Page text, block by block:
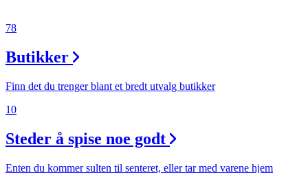
Søk
Åpningstider
Praktisk informasjon
78
Butikker
Finn det du trenger blant et bredt utvalg butikker
10
Steder å spise noe godt
Enten du kommer sulten til senteret, eller tar med varene hjem